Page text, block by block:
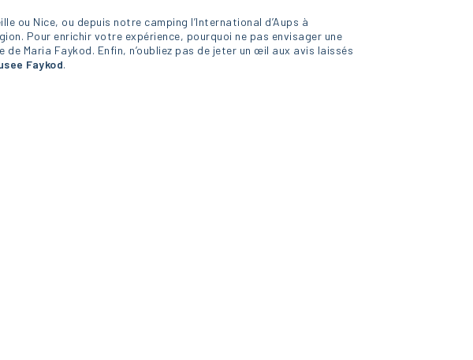
ou Nice, ou depuis notre camping l’International d’Aups à
Pour enrichir votre expérience, pourquoi ne pas envisager une
Maria Faykod. Enfin, n’oubliez pas de jeter un œil aux avis laissés
Faykod.